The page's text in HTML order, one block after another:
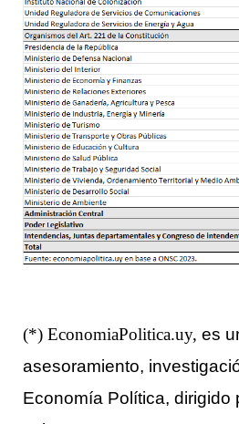
(*) EconomiaPolitica.uy, es
asesoramiento,
Economía Política, dirigido